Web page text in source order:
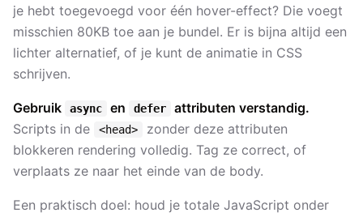
je hebt toegevoegd voor één hover-effect? Die voegt
misschien 80KB toe aan je bundel. Er is bijna altijd een
lichter alternatief, of je kunt de animatie in CSS
schrijven.
Gebruik async en defer
attributen verstandig.
Scripts in de
<head>
zonder deze attributen
blokkeren rendering volledig. Tag ze correct, of
verplaats ze naar het einde van de body.
Een praktisch doel: houd je totale JavaScript onder